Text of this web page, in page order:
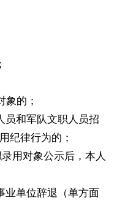
象的；
员和军队文职人员招
纪律行为的；
用对象公示后，本人
业单位辞退（单方面